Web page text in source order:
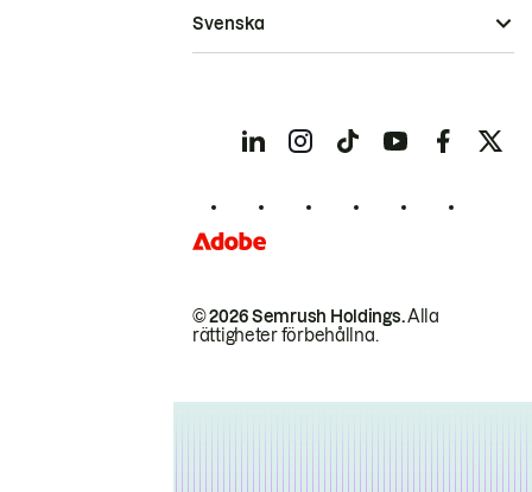
© 2026 Semrush Holdings.Alla
rättigheter förbehållna.
Svenska